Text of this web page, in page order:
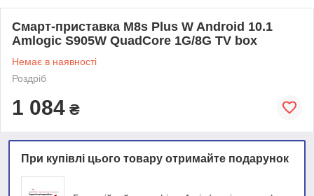
Смарт-приставка M8s Plus W Android 10.1
Amlogic S905W QuadCore 1G/8G TV box
Немає в наявності
Роздріб
1 084 ₴
При купівлі цього товару отримайте подарунок